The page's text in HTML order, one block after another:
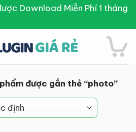
Download Miễn Phí 1 tháng
được gắn thẻ “photo”